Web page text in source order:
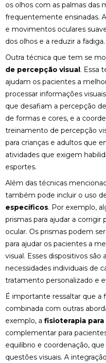
os olhos com as palmas das
frequentemente ensinadas.
e movimentos oculares
dos olhos e a reduzir a fadiga.
Outra técnica que tem se
de percepção visual. Essa
ajudam os pacientes a
processar informações
que desafiam a percepção
de formas e cores, e a
treinamento de percepção
para crianças e adultos que
atividades que exigem
esportes.
Além das técnicas
também pode incluir o uso
específicos. Por exemplo,
prismas para ajudar a
ocular. Os prismas podem
para ajudar os pacientes a
visual. Esses dispositivos
necessidades individuais de
tratamento personalizado e
É importante ressaltar que a
combinada com outras
exemplo, afisioterapia
complementar para
equilíbrio e coordenação,
questões visuais. A
CHATO E MELHORAR
COMO ESCOLHER O MELHOR ACUPUNTURISTA
COMO ESCOLHER O MELHOR ACUPUNTURISTA
PARA VOCÊ
ACUPUNTURISTA E O
COMO MELHORAR O ATENDIMENTO DA SUA
CLÍNICA?
COMO MONTAR SUA
CONSULTA COM
PRÁTICAS
DESCUBRA COMO A PALMILHA PARA FASCITE
PLANTAR PODE ALIVIAR
DESCUBRA COMO A QUIROPRAXIA E A
FISIOTERAPIA PODEM
TRANSFORMAR SUA
DESCUBRA O PREÇO DA PALMILHA ORTOPÉDICA E
COMO ESCOLHER A
DESCUBRA O PREÇO DA PALMILHA ORTOPÉDICA E
COMO ESCOLHER A